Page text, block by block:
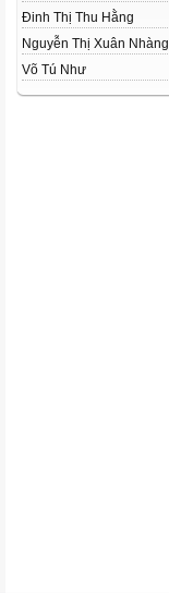
Đinh Thị Thu Hằng
Nguyễn Thị Xuân Nhàng
Võ Tú Như